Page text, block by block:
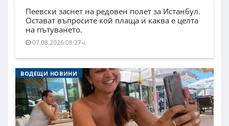
Пеевски заснет на редовен полет за Истанбул.
Остават въпросите кой плаща и каква е целта
на пътуването.
07.08.2026 08:27ч.
ВОДЕЩИ НОВИНИ